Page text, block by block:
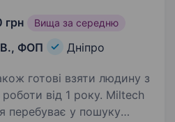
грн Вища за середню
ФОП Дніпро
готові взяти людину з
від 1 року. Miltech
перебуває у пошуку